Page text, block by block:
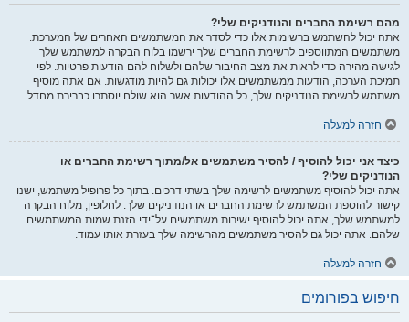
מהם רשימת החברים והנודניקים שלי?
אתה יכול להשתמש ברשימות אלו כדי לסדר את המשתמשים האחרים של המערכת.
משתמשים המתווספים לרשימת החברים שלך ירשמו בלוח הבקרה למשתמש שלך
לגישה מהירה כדי לראות את מצב החיבור שלהם ולשלוח להם הודעות פרטיות. לפי
תמיכת הערכה, הודעות ממשתמשים אלו יכולות גם להיות מודגשות. אם אתה מוסיף
משתמש לרשימת הנודניקים שלך, כל ההודעות אשר הוא שולח יוסתרו כברירת מחדל.
חזרה למעלה
כיצד אני יכול להוסיף / להסיר משתמשים אל/מתוך רשימת החברים או
הנודניקים שלי?
אתה יכול להוסיף משתמשים לרשימה שלך בשתי דרכים. בתוך כל פרופיל משתמש, ישנו
קישור להוספת המשתמש לרשימת החברים או הנודניקים שלך. לחלופין, מלוח הבקרה
למשתמש שלך, אתה יכול להוסיף ישירות משתמשים על־ידי הזנת שמות המשתמשים
שלהם. אתה יכול גם להסיר משתמשים מהרשימה שלך בעזרת אותו עמוד.
חזרה למעלה
חיפוש בפורומים